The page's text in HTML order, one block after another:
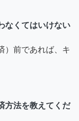
なくてはいけない
）前であれば、キ
方法を教えてくだ